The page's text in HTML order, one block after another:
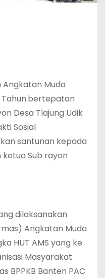
Muda
Tahun.bertepatan
Desa Tlajung Udik
Sosial
santunan kepada
Sub rayon
dilaksanakan
Angkatan Muda
HUT AMS yang ke
Masyarakat
BPPKB Banten PAC